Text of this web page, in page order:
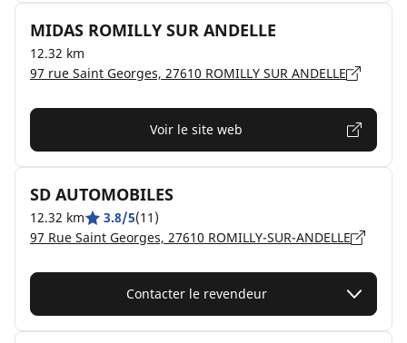
MIDAS ROMILLY SUR ANDELLE
12.32 km
97 rue Saint Georges, 27610 ROMILLY SUR ANDELLE
Voir le site web
SD AUTOMOBILES
12.32 km 3.8/5(11)
97 Rue Saint Georges, 27610 ROMILLY-SUR-ANDELLE
Contacter le revendeur